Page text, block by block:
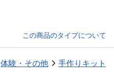
この商品のタイプについて
体験・その他 手作りキット